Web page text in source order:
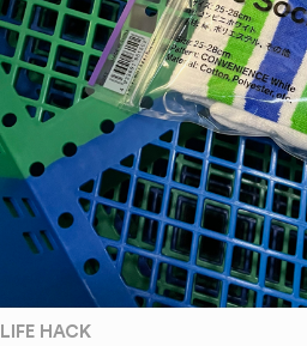
LIFE HACK